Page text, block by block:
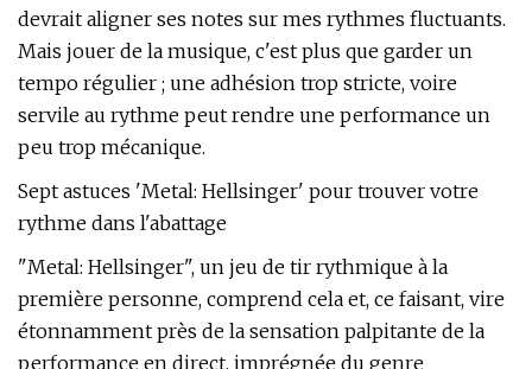
devrait aligner ses notes sur mes rythmes fluctuants.
Mais jouer de la musique, c'est plus que garder un
tempo régulier ; une adhésion trop stricte, voire
servile au rythme peut rendre une performance un
peu trop mécanique.
Sept astuces 'Metal: Hellsinger' pour trouver votre
rythme dans l'abattage
"Metal: Hellsinger", un jeu de tir rythmique à la
première personne, comprend cela et, ce faisant, vire
étonnamment près de la sensation palpitante de la
performance en direct, imprégnée du genre